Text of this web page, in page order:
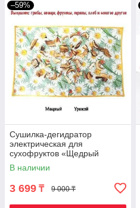
–59%
Сушилка-дегидратор
электрическая для
сухофруктов «Щедрый
урожай» (55 х 33 см /
Ромашки)
В наличии
3 699 ₸ 9 000 ₸